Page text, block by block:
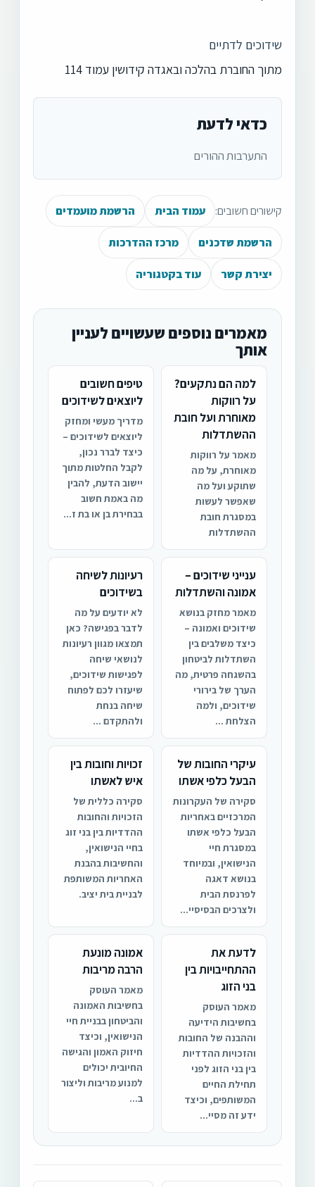
שידוכים לדתיים
מתוך החוברת בהלכה ובאגדה קידושין עמוד 114
כדאי לדעת
התערבות ההורים
קישורים חשובים: עמוד הבית הרשמת מועמדים
הרשמת שדכנים מרכז ההדרכות
יצירת קשר עוד בקטגוריה
מאמרים נוספים שעשויים לעניין
אותך
למה הם נתקעים?
על רווקות
מאוחרת ועל חובת
ההשתדלות
מאמר על רווקות
מאוחרת, על מה
שתוקע ועל מה
שאפשר לעשות
במסגרת חובת
ההשתדלות
טיפים חשובים
ליוצאים לשידוכים
מדריך מעשי ומחזק
ליוצאים לשידוכים –
כיצד לברר נכון,
לקבל החלטות מתוך
יישוב הדעת, להבין
מה באמת חשוב
בבחירת בן או בת ז...
ענייני שידוכים –
אמונה והשתדלות
מאמר מחזק בנושא
שידוכים ואמונה –
כיצד משלבים בין
השתדלות לביטחון
בהשגחה פרטית, מה
הערך של בירורי
שידוכים, ולמה
הצלחת ...
רעיונות לשיחה
בשידוכים
לא יודעים על מה
לדבר בפגישה? כאן
תמצאו מגוון רעיונות
לנושאי שיחה
לפגישות שידוכים,
שיעזרו לכם לפתוח
שיחה בנחת
ולהתקדם ...
עיקרי החובות של
הבעל כלפי אשתו
סקירה של העקרונות
המרכזיים באחריות
הבעל כלפי אשתו
במסגרת חיי
הנישואין, ובמיוחד
בנושא דאגה
לפרנסת הבית
ולצרכים הבסיסיי...
זכויות וחובות בין
איש לאשתו
סקירה כללית של
הזכויות והחובות
ההדדיות בין בני זוג
בחיי הנישואין,
והחשיבות בהבנת
האחריות המשותפת
לבניית בית יציב.
לדעת את
ההתחייבויות בין
בני הזוג
מאמר העוסק
בחשיבות הידיעה
וההבנה של החובות
והזכויות ההדדיות
בין בני הזוג לפני
תחילת החיים
המשותפים, וכיצד
ידע זה מסיי...
אמונה מונעת
הרבה מריבות
מאמר העוסק
בחשיבות האמונה
והביטחון בבניית חיי
הנישואין, וכיצד
חיזוק האמון והגישה
החיובית יכולים
למנוע מריבות וליצור
ב...